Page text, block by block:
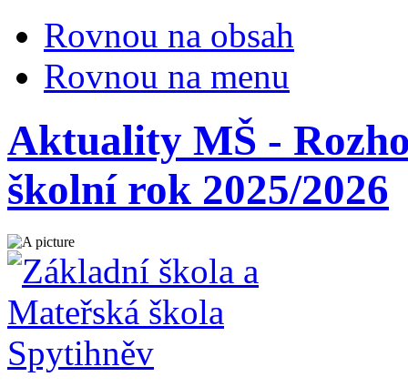
Rovnou na obsah
Rovnou na menu
Aktuality MŠ -
školní rok 2025/2026